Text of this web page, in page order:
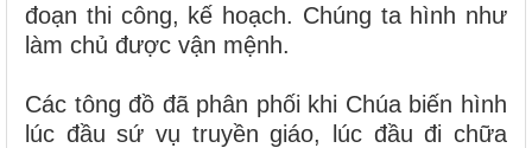
đoạn thi công, kế hoạch. Chúng ta hình như
làm chủ được vận mệnh.
Các tông đồ đã phân phối khi Chúa biến hình
lúc đầu sứ vụ truyền giáo, lúc đầu đi chữa